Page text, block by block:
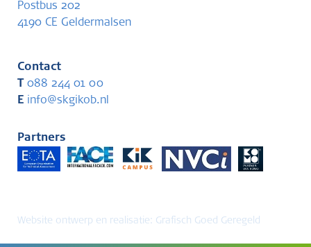
Postbus 202
4190 CE Geldermalsen
Contact
088 244 01 00
E info@skgikob.nl
Partners
Website ontwerp en realisatie: Grafisch Goed Geregeld